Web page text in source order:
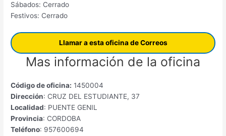
Sábados: Cerrado
Festivos: Cerrado
Llamar a esta oficina de Correos
Mas información de la oficina
Código de oficina: 1450004
Dirección: CRUZ DEL ESTUDIANTE, 37
Localidad: PUENTE GENIL
Provincia: CORDOBA
Teléfono: 957600694